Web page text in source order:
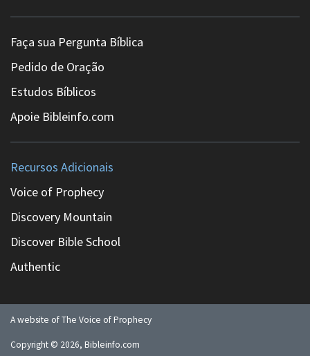
Faça sua Pergunta Bíblica
Pedido de Oração
Estudos Bíblicos
Apoie Bibleinfo.com
Recursos Adicionais
Voice of Prophecy
Discovery Mountain
Discover Bible School
Authentic
A website of The Voice of Prophecy
Copyright © 2026, Bibleinfo.com